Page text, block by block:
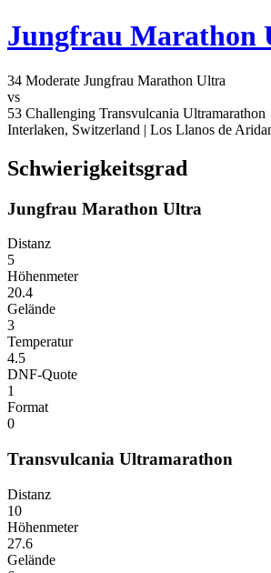
Jungfrau Marathon
34 Moderate Jungfrau Marathon Ultra
vs
53 Challenging Transvulcania Ultramarathon
Interlaken, Switzerland | Los Llanos de
Schwierigkeitsgrad
Jungfrau Marathon Ultra
Distanz
5
Höhenmeter
20.4
Gelände
3
Temperatur
4.5
DNF-Quote
1
Format
0
Transvulcania Ultramarathon
Distanz
10
Höhenmeter
27.6
Gelände